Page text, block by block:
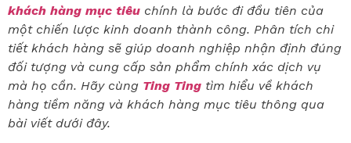
khách hàng mục tiêu chính là bước đi đầu tiên của
một chiến lược kinh doanh thành công. Phân tích chi
tiết khách hàng sẽ giúp doanh nghiệp nhận định đúng
đối tượng và cung cấp sản phẩm chính xác dịch vụ
mà họ cần. Hãy cùng Ting Ting tìm hiểu về khách
hàng tiềm năng và khách hàng mục tiêu thông qua
bài viết dưới đây.